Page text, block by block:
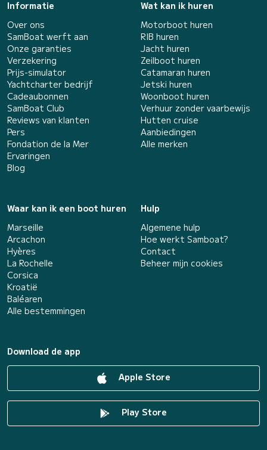
Informatie
Over ons
SamBoat werft aan
Onze garanties
Verzekering
Prijs-simulator
Yachtcharter bedrijf
Cadeaubonnen
SamBoat Club
Reviews van klanten
Pers
Fondation de la Mer
Ervaringen
Blog
Wat kan ik huren
Motorboot huren
RIB huren
Jacht huren
Zeilboot huren
Catamaran huren
Jetski huren
Woonboot huren
Verhuur zonder vaarbewijs
Hutten cruise
Aanbiedingen
Alle merken
Waar kan ik een boot huren
Marseille
Arcachon
Hyères
La Rochelle
Corsica
Kroatië
Baléaren
Alle bestemmingen
Hulp
Algemene hulp
Hoe werkt Samboat?
Contact
Beheer mijn cookies
Download de app
Apple Store
Play Store